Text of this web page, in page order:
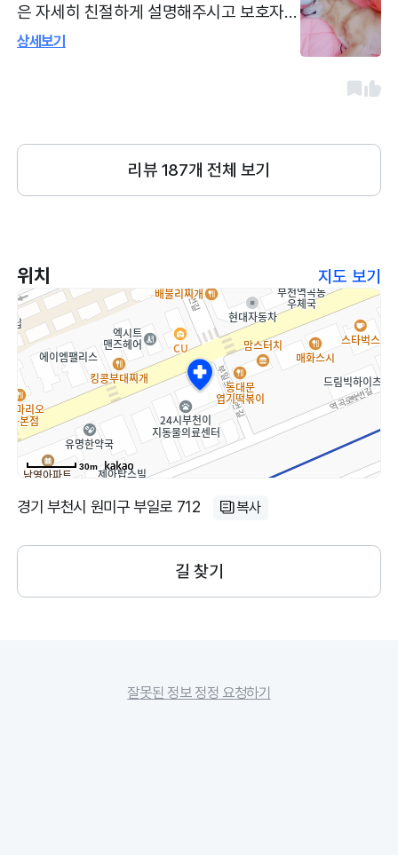
은 자세히 친절하게 설명해주시고 보호자
마음도 함께 이해해주셔서 매번감사하는 마
상세보기
리뷰 187개 전체 보기
위치 지도 보기
30m
경기 부천시 원미구 부일로 712 복사
길 찾기
잘못된 정보 정정 요청하기